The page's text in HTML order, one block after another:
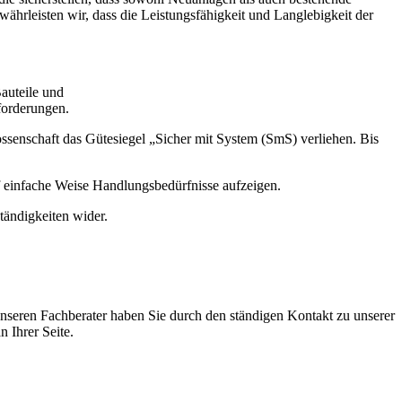
wir, dass die Leistungsfähigkeit und Langlebigkeit der
und
das Gütesiegel „Sicher mit System (SmS) verliehen. Bis
Weise Handlungsbedürfnisse aufzeigen.
wider.
Fachberater haben Sie durch den ständigen Kontakt zu unserer
Ihrer Seite.